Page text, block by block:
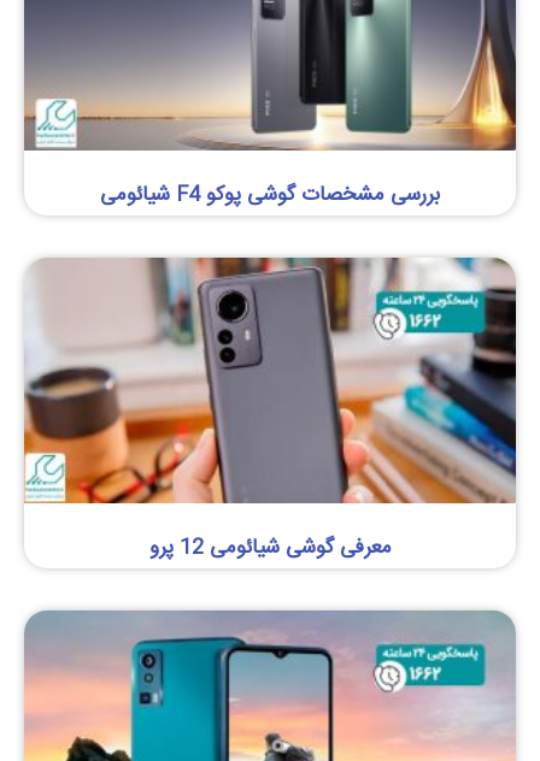
بررسی مشخصات گوشی پوکو F4 شیائومی
معرفی گوشی شیائومی 12 پرو